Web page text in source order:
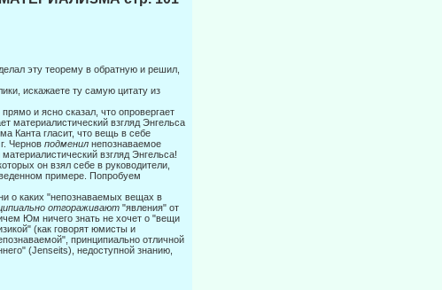
эту теорему в обратную и решил,
искажаете ту самую цитату из
и ясно сказал, что опровергает
материалистический взгляд Энгельса
Канта гласит, что вещь в себе
Чернов подменил непознаваемое
взгляд Энгельса!
он взял себе в руководители,
примере. Попробуем
о каких "непознаваемых вещах в
отгораживают "явления" от
Юм ничего знать не хочет о "вещи
(как говорят юмисты и
принципиально отличной
(Jenseits), недоступной знанию,